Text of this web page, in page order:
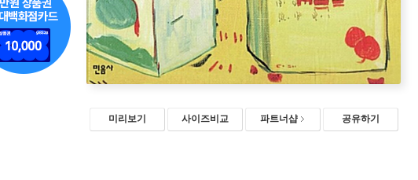
미리보기 사이즈비교 파트너샵 공유하기